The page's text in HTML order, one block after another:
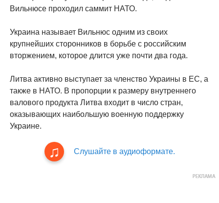
Вильнюсе проходил саммит НАТО.
Украина называет Вильнюс одним из своих
крупнейших сторонников в борьбе с российским
вторжением, которое длится уже почти два года.
Литва активно выступает за членство Украины в ЕС, а
также в НАТО. В пропорции к размеру внутреннего
валового продукта Литва входит в число стран,
оказывающих наибольшую военную поддержку
Украине.
Слушайте в аудиоформате.